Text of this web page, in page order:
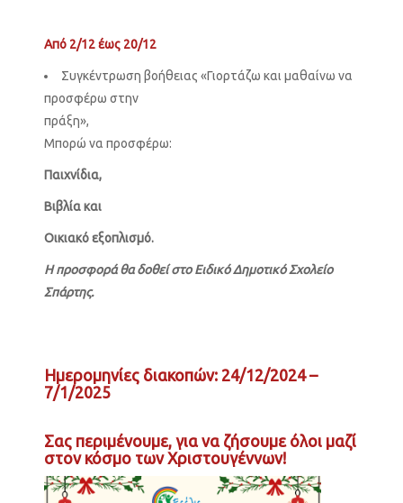
Από 2/12 έως 20/12
Συγκέντρωση βοήθειας «Γιορτάζω και μαθαίνω να
προσφέρω στην
πράξη»,
Μπορώ να προσφέρω:
Παιχνίδια,
Βιβλία και
Οικιακό εξοπλισμό.
Η προσφορά θα δοθεί στο Ειδικό Δημοτικό Σχολείο
Σπάρτης.
Ημερομηνίες διακοπών: 24/12/2024 –
7/1/2025
Σας περιμένουμε, για να ζήσουμε όλοι μαζί
στον κόσμο των Χριστουγέννων!